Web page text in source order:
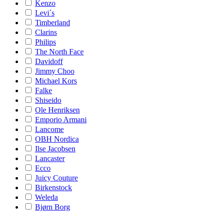
Kenzo
Levi´s
Timberland
Clarins
Philips
The North Face
Davidoff
Jimmy Choo
Michael Kors
Falke
Shiseido
Ole Henriksen
Emporio Armani
Lancome
OBH Nordica
Ilse Jacobsen
Lancaster
Ecco
Juicy Couture
Birkenstock
Weleda
Bjørn Borg